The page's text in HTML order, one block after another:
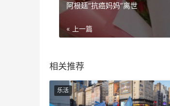
阿根廷“抗癌妈妈”离世
« 上一篇
相关推荐
乐活